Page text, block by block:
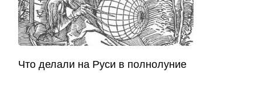
Что делали на Руси в полнолуние